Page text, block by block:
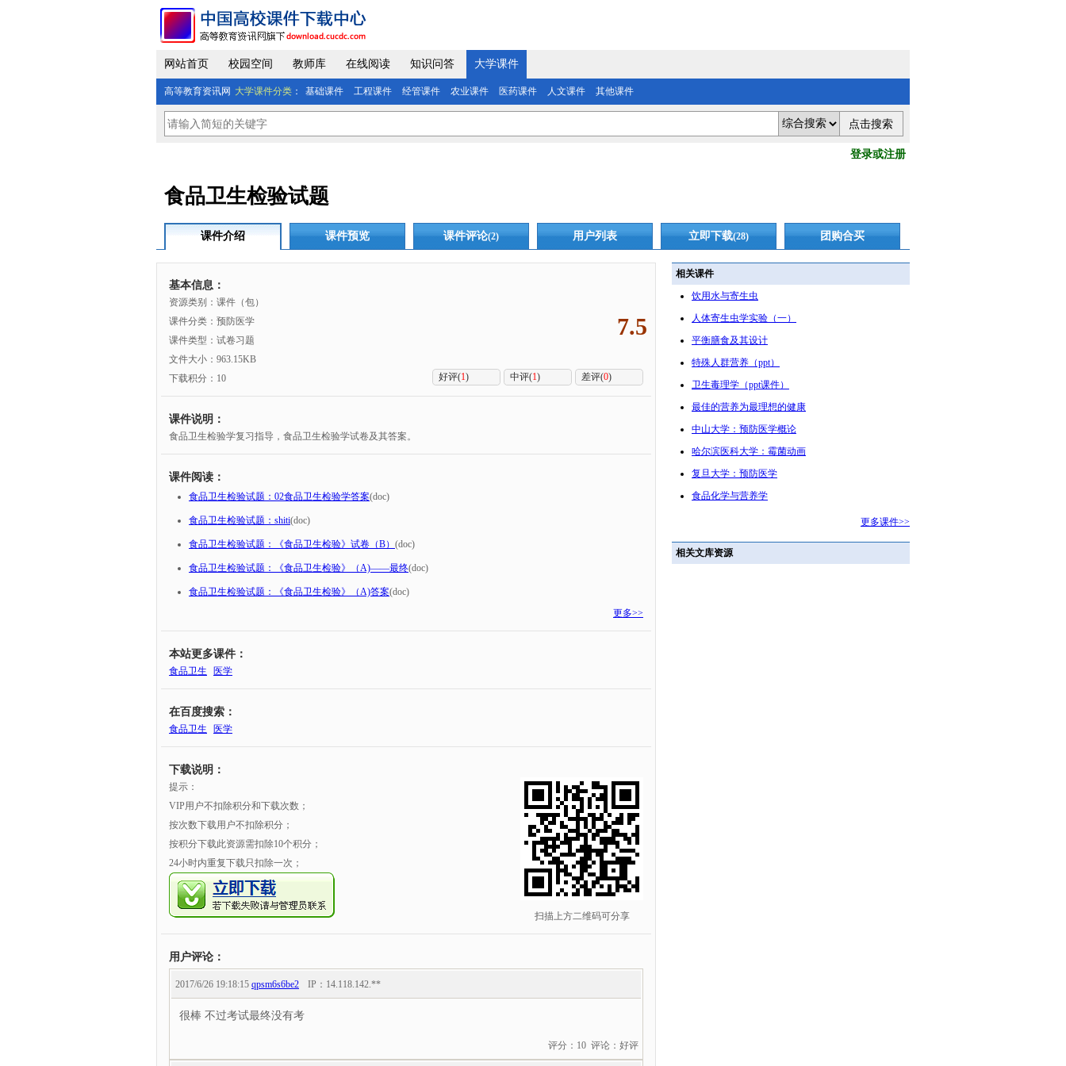
网站首页 校园空间 教师库 在线阅读 知识问答 大学课件
高等教育资讯网 大学课件分类 ： 基础课件 工程课件 经管课件 农业课件 医药课件 人文课件 其他课件
登录或注册
食品卫生检验试题
课件介绍 课件预览 课件评论(2) 用户列表 立即下载(28) 团购合买
7.5
基本信息：
资源类别：课件（包）
课件分类：预防医学
课件类型：试卷习题
文件大小：963.15KB
差评(0)
中评(1)
好评(1)
下载积分：10
课件说明：
食品卫生检验学复习指导，食品卫生检验学试卷及其答案。
课件阅读：
食品卫生检验试题：02食品卫生检验学答案(doc)
食品卫生检验试题：shiti(doc)
食品卫生检验试题：《食品卫生检验》试卷（B） (doc)
食品卫生检验试题：《食品卫生检验》（A)——最终(doc)
食品卫生检验试题：《食品卫生检验》（A)答案(doc)
更多>>
本站更多课件：
食品卫生 医学
在百度搜索：
食品卫生 医学
下载说明：
扫描上方二维码可分享
提示：
VIP用户不扣除积分和下载次数；
按次数下载用户不扣除积分；
按积分下载此资源需扣除10个积分；
24小时内重复下载只扣除一次；
用户评论：
2017/6/26 19:18:15 qpsm6s6be2 IP： 14.118.142.**
很棒 不过考试最终没有考
评分：10 评论：好评
相关课件
饮用水与寄生虫
人体寄生虫学实验（一）
平衡膳食及其设计
特殊人群营养（ppt）
卫生毒理学（ppt课件）
最佳的营养为最理想的健康
中山大学：预防医学概论
哈尔滨医科大学：霉菌动画
复旦大学：预防医学
食品化学与营养学
更多课件>>
相关文库资源